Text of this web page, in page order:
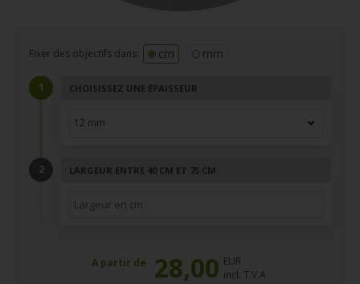
Fixer des objectifs dans: cm mm
CHOISISSEZ UNE ÉPAISSEUR
LARGEUR ENTRE 40 CM ET 75 CM
A partir de 28,00 EUR
incl. T.V.A